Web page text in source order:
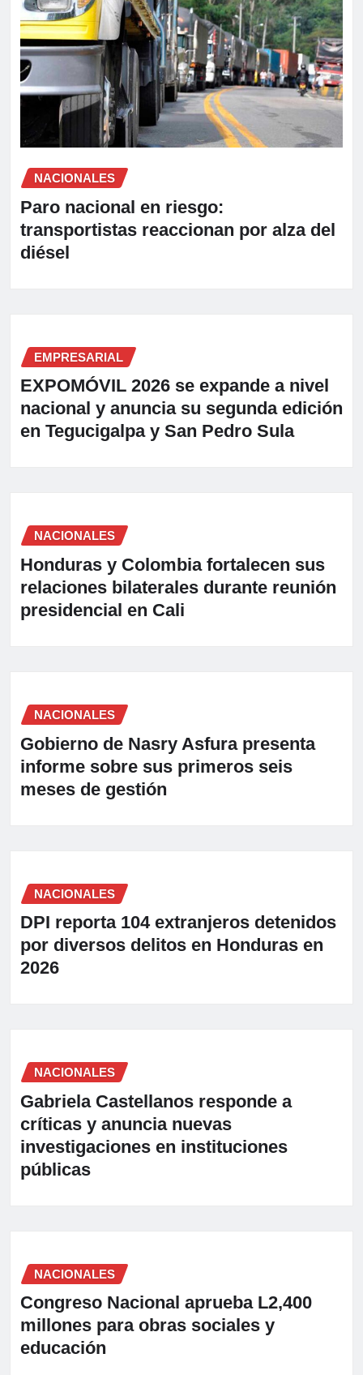
NACIONALES
Paro nacional en riesgo:
transportistas reaccionan por alza del
diésel
EMPRESARIAL
EXPOMÓVIL 2026 se expande a nivel
nacional y anuncia su segunda edición
en Tegucigalpa y San Pedro Sula
NACIONALES
Honduras y Colombia fortalecen sus
relaciones bilaterales durante reunión
presidencial en Cali
NACIONALES
Gobierno de Nasry Asfura presenta
informe sobre sus primeros seis
meses de gestión
NACIONALES
DPI reporta 104 extranjeros detenidos
por diversos delitos en Honduras en
2026
NACIONALES
Gabriela Castellanos responde a
críticas y anuncia nuevas
investigaciones en instituciones
públicas
NACIONALES
Congreso Nacional aprueba L2,400
millones para obras sociales y
educación